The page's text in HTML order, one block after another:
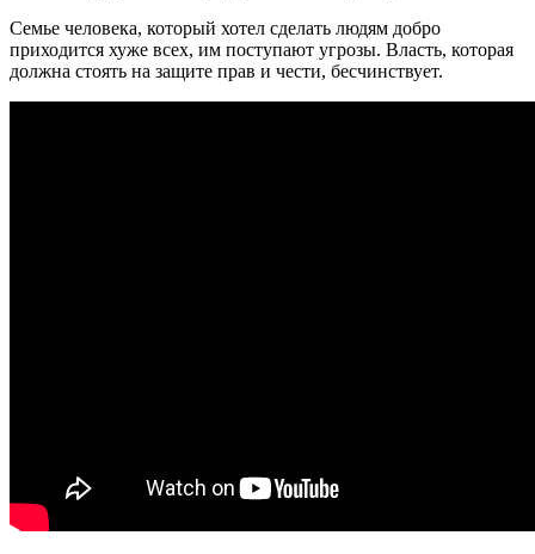
Семье человека, который хотел сделать людям добро
приходится хуже всех, им поступают угрозы. Власть, которая
должна стоять на защите прав и чести, бесчинствует.